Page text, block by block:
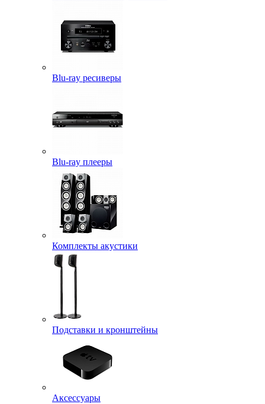
Blu-ray ресиверы
Blu-ray плееры
Комплекты акустики
Подставки и кронштейны
Аксессуары